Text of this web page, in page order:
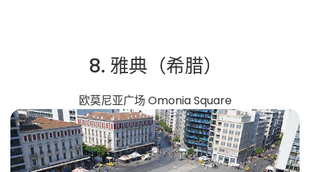
8. 雅典（希腊）
欧莫尼亚广场 Omonia Square